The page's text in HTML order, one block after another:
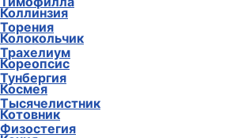
Торения
Трахелиум
Тунбергия
Тысячелистник
Физостегия
Коллинзия
Колокольчик
Кореопсис
Космея
Котовник